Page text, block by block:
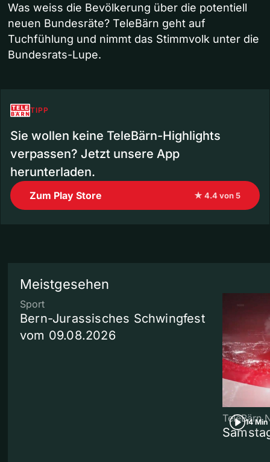
Was weiss die Bevölkerung über die potentiell
neuen Bundesräte? TeleBärn geht auf
Tuchfühlung und nimmt das Stimmvolk unter die
Bundesrats-Lupe.
TIPP
Sie wollen keine TeleBärn-Highlights
verpassen? Jetzt unsere App
herunterladen.
Zum Play Store ★ 4.4 von 5
Meistgesehen
Sport
Bern-Jurassisches Schwingfest
vom 09.08.2026
14 Min
TeleBärn